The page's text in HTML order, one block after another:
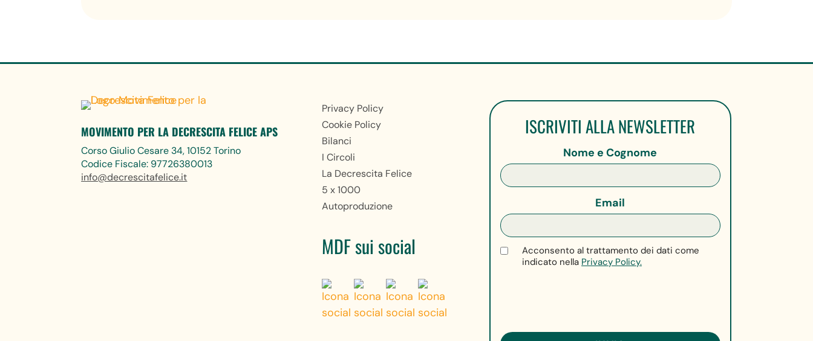
MOVIMENTO PER LA DECRESCITA FELICE APS
Corso Giulio Cesare 34, 10152 Torino
Codice Fiscale: 97726380013
info@decrescitafelice.it
Privacy Policy
Cookie Policy
Bilanci
I Circoli
La Decrescita Felice
5 x 1000
Autoproduzione
MDF sui social
ISCRIVITI ALLA NEWSLETTER
Nome e Cognome
Email
Acconsento al trattamento dei dati come
indicato nella Privacy Policy.